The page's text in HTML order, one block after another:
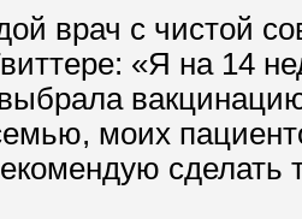
врач с чистой
«Я на 14
моих
сделать